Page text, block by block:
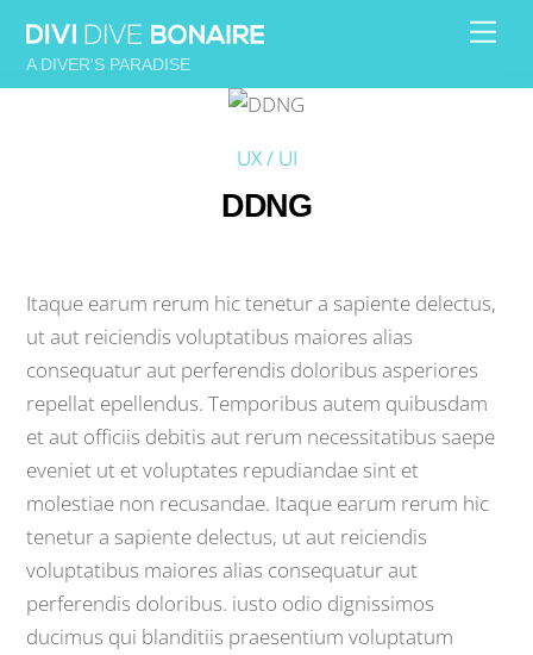
content
A DIVER'S PARADISE
UX / UI
DDNG
Itaque earum rerum hic tenetur a sapiente delectus,
ut aut reiciendis voluptatibus maiores alias
consequatur aut perferendis doloribus asperiores
repellat epellendus. Temporibus autem quibusdam
et aut officiis debitis aut rerum necessitatibus saepe
eveniet ut et voluptates repudiandae sint et
molestiae non recusandae. Itaque earum rerum hic
tenetur a sapiente delectus, ut aut reiciendis
voluptatibus maiores alias consequatur aut
perferendis doloribus. iusto odio dignissimos
ducimus qui blanditiis praesentium voluptatum